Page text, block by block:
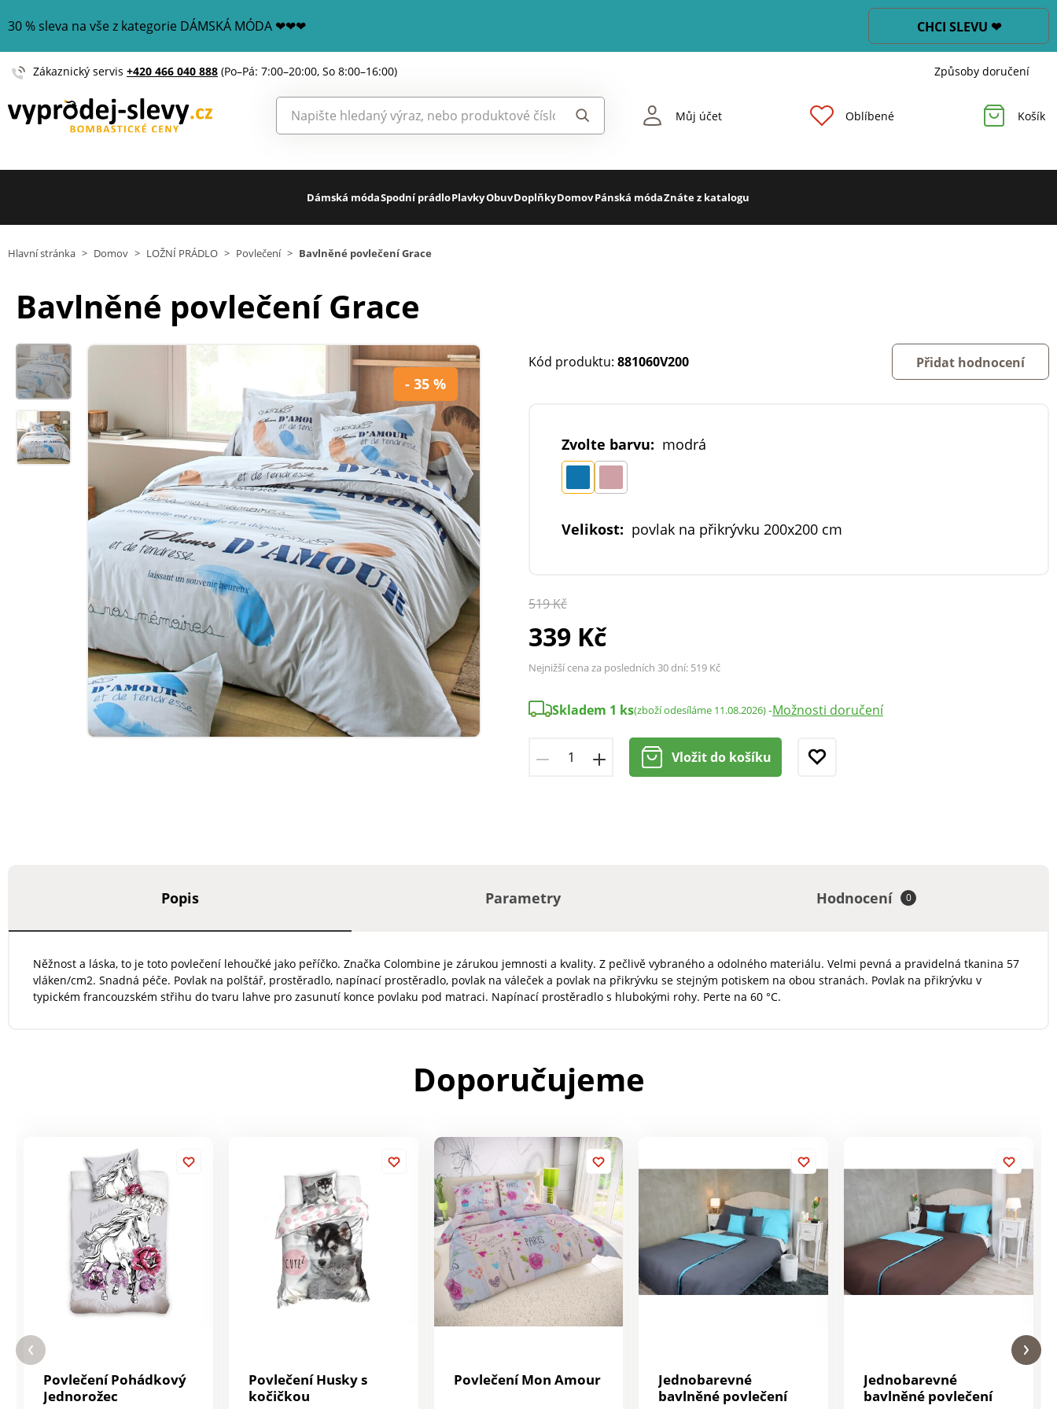
30 % sleva na vše z kategorie DÁMSKÁ MÓDA ❤❤❤ CHCI SLEVU ❤
Zákaznický servis +420 466 040 888 (Po–Pá: 7:00–20:00, So 8:00–16:00) Způsoby doručení
Můj účet Oblíbené Košík
Dámská módaSpodní prádloPlavkyObuvDoplňkyDomovPánská módaZnáte z katalogu
Hlavní stránka > Domov > LOŽNÍ PRÁDLO > Povlečení > Bavlněné povlečení Grace
Bavlněné povlečení Grace
- 35 %
Kód produktu: 881060V200 Přidat hodnocení
Zvolte barvu: modrá
Velikost: povlak na přikrývku 200x200 cm
519 Kč
339 Kč
Nejnižší cena za posledních 30 dní: 519 Kč
Skladem 1 ks(zboží odesíláme 11.08.2026)-Možnosti doručení
Vložit do košíku
Popis Parametry Hodnocení 0
Něžnost a láska, to je toto povlečení lehoučké jako peříčko. Značka Colombine je zárukou jemnosti a kvality. Z pečlivě vybraného a odolného materiálu. Velmi pevná a pravidelná tkanina 57
vláken/cm2. Snadná péče. Povlak na polštář, prostěradlo, napínací prostěradlo, povlak na váleček a povlak na přikrývku se stejným potiskem na obou stranách. Povlak na přikrývku v
typickém francouzském střihu do tvaru lahve pro zasunutí konce povlaku pod matraci. Napínací prostěradlo s hlubokými rohy. Perte na 60 °C.
Doporučujeme
Povlečení Pohádkový
Jednorožec
Povlečení Husky s
kočičkou
Povlečení Mon Amour
Jednobarevné
bavlněné povlečení
Jednobarevné
bavlněné povlečení